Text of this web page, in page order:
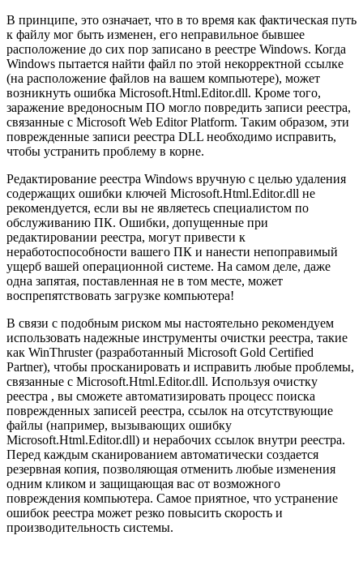
В принципе, это означает, что в то время как фактическая путь
к файлу мог быть изменен, его неправильное бывшее
расположение до сих пор записано в реестре Windows. Когда
Windows пытается найти файл по этой некорректной ссылке
(на расположение файлов на вашем компьютере), может
возникнуть ошибка Microsoft.Html.Editor.dll. Кроме того,
заражение вредоносным ПО могло повредить записи реестра,
связанные с Microsoft Web Editor Platform. Таким образом, эти
поврежденные записи реестра DLL необходимо исправить,
чтобы устранить проблему в корне.
Редактирование реестра Windows вручную с целью удаления
содержащих ошибки ключей Microsoft.Html.Editor.dll не
рекомендуется, если вы не являетесь специалистом по
обслуживанию ПК. Ошибки, допущенные при
редактировании реестра, могут привести к
неработоспособности вашего ПК и нанести непоправимый
ущерб вашей операционной системе. На самом деле, даже
одна запятая, поставленная не в том месте, может
воспрепятствовать загрузке компьютера!
В связи с подобным риском мы настоятельно рекомендуем
использовать надежные инструменты очистки реестра, такие
как WinThruster (разработанный Microsoft Gold Certified
Partner), чтобы просканировать и исправить любые проблемы,
связанные с Microsoft.Html.Editor.dll. Используя очистку
реестра , вы сможете автоматизировать процесс поиска
поврежденных записей реестра, ссылок на отсутствующие
файлы (например, вызывающих ошибку
Microsoft.Html.Editor.dll) и нерабочих ссылок внутри реестра.
Перед каждым сканированием автоматически создается
резервная копия, позволяющая отменить любые изменения
одним кликом и защищающая вас от возможного
повреждения компьютера. Самое приятное, что устранение
ошибок реестра может резко повысить скорость и
производительность системы.